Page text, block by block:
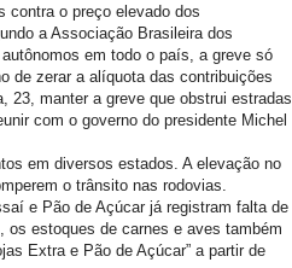
contra o preço elevado dos
a Associação Brasileira dos
em todo o país, a greve só
de zerar a alíquota das contribuições
23, manter a greve que obstrui estradas
com o governo do presidente Michel
em diversos estados. A elevação no
o trânsito nas rodovias.
e Pão de Açúcar já registram falta de
estoques de carnes e aves também
Extra e Pão de Açúcar” a partir de